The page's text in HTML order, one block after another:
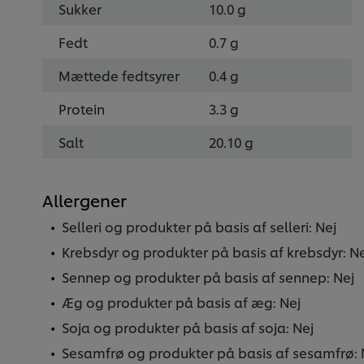
Sukker
10.0 g
Fedt
0.7 g
Mættede fedtsyrer
0.4 g
Protein
3.3 g
Salt
20.10 g
Allergener
Selleri og produkter på basis af selleri: Nej
Krebsdyr og produkter på basis af krebsdyr:
Sennep og produkter på basis af sennep: Nej
Æg og produkter på basis af æg: Nej
Soja og produkter på basis af soja: Nej
Sesamfrø og produkter på basis af sesamfrø: